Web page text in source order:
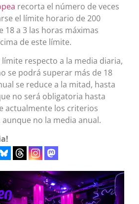
recorta el número de veces
el límite horario de 200
18 a 3 las horas máximas
de este límite.
respecto a la media diaria,
se podrá superar más de 18
se reduce a la mitad, hasta
no será obligatoria hasta
actualmente los criterios
no la media anual.